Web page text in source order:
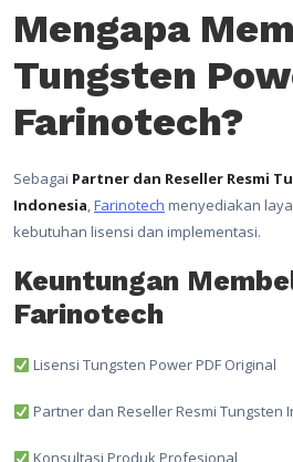
Mengapa
Tungsten
Farinotech?
Sebagai Partner dan Reseller Resmi
Indonesia,Farinotech menyediakan
kebutuhan lisensi dan implementasi.
Keuntungan
Farinotech
Lisensi Tungsten Power PDF Original
Partner dan Reseller Resmi Tungsten
Konsultasi Produk Profesional